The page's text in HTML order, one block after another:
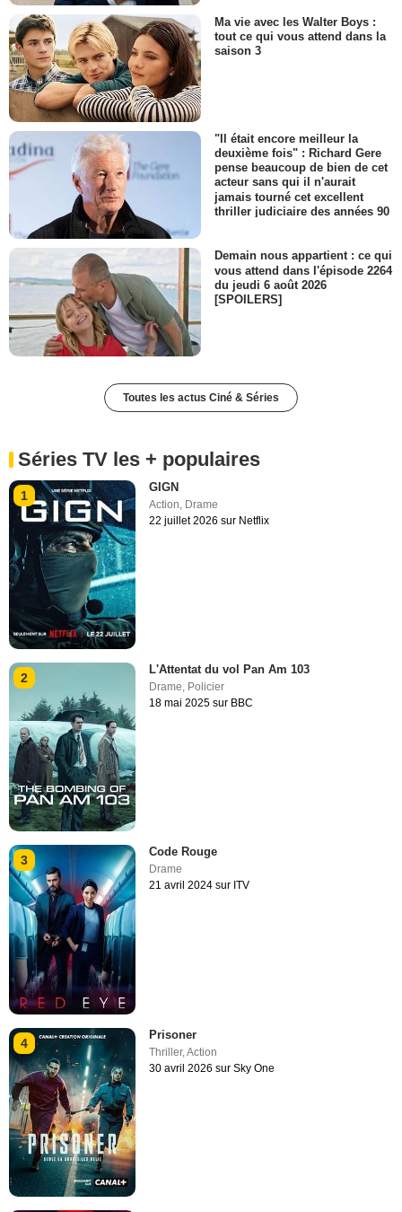
Ma vie avec les Walter Boys :
tout ce qui vous attend dans la
saison 3
"Il était encore meilleur la
deuxième fois" : Richard Gere
pense beaucoup de bien de cet
acteur sans qui il n'aurait
jamais tourné cet excellent
thriller judiciaire des années 90
Demain nous appartient : ce qui
vous attend dans l'épisode 2264
du jeudi 6 août 2026
[SPOILERS]
Toutes les actus Ciné & Séries
Séries TV les + populaires
1
GIGN
Action, Drame
22 juillet 2026 sur Netflix
2
L'Attentat du vol Pan Am 103
Drame, Policier
18 mai 2025 sur BBC
3
Code Rouge
Drame
21 avril 2024 sur ITV
4
Prisoner
Thriller,Action
30 avril 2026 sur Sky One